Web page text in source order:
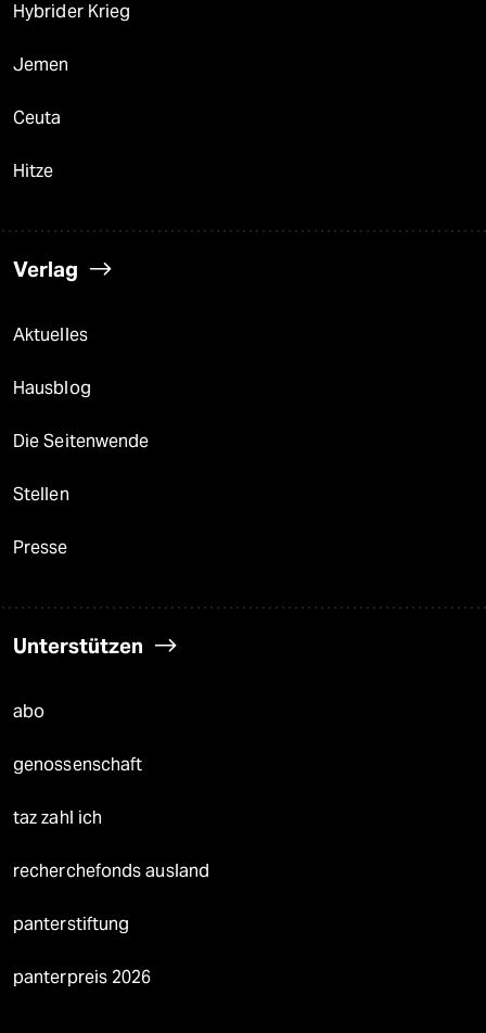
Hybrider Krieg
Jemen
Ceuta
Hitze
Verlag
Aktuelles
Hausblog
Die Seitenwende
Stellen
Presse
Unterstützen
abo
genossenschaft
taz zahl ich
recherchefonds ausland
panterstiftung
panterpreis 2026